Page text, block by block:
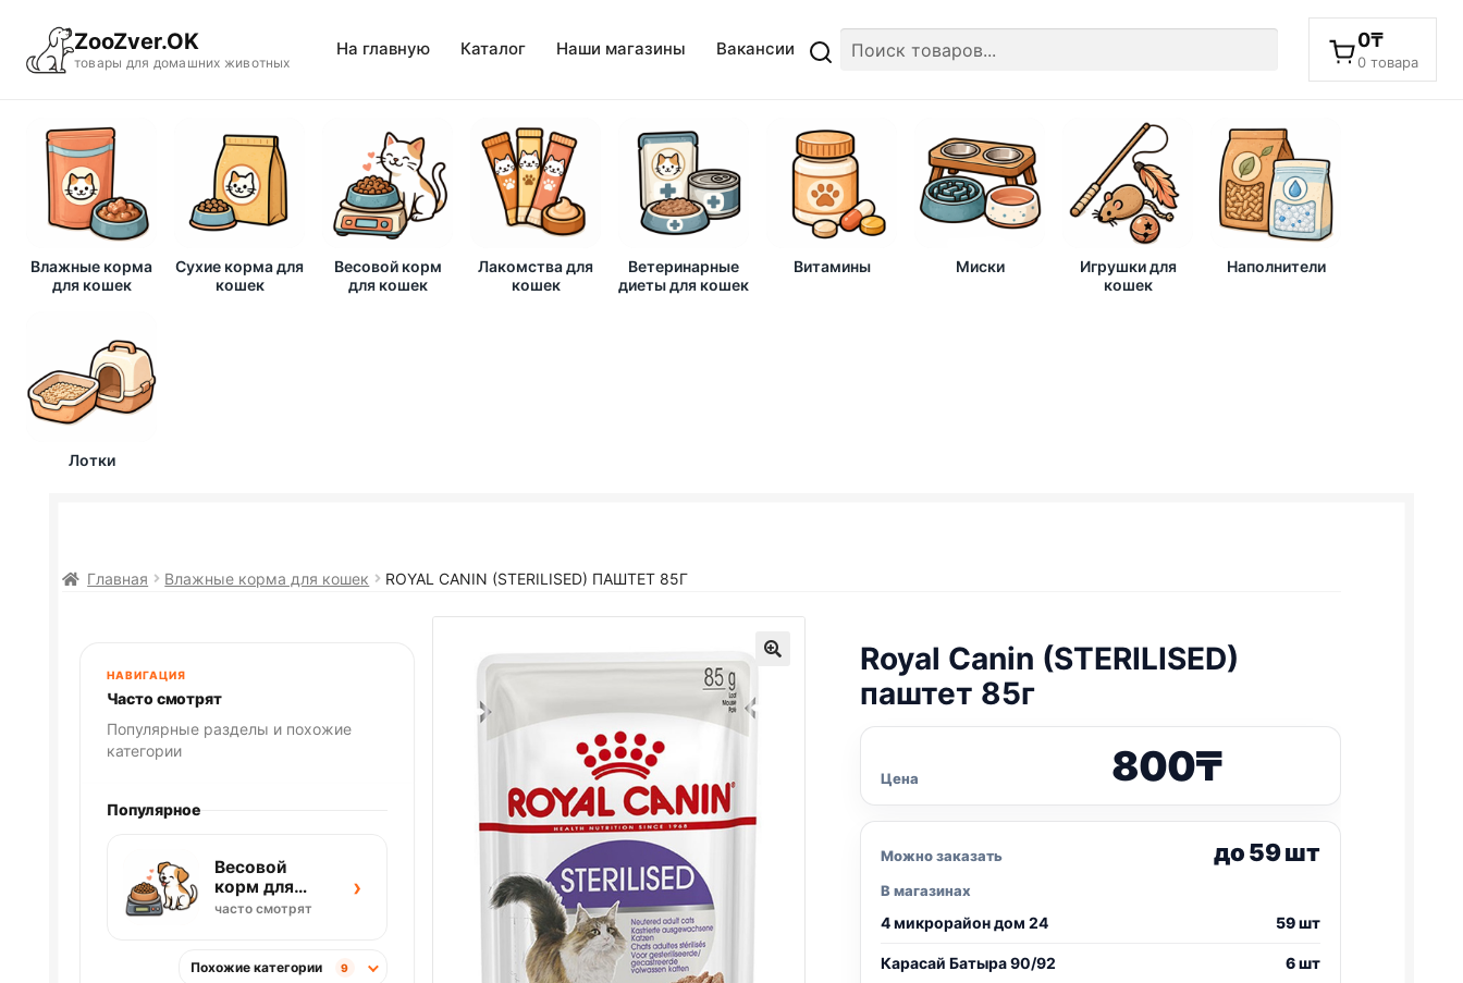
ZooZver.OK
товары для домашних животных
На главную Каталог Наши магазины Вакансии 0₸
0 товара
Влажные корма
для кошек
Сухие корма для
кошек
Весовой корм
для кошек
Лакомства для
кошек
Ветеринарные
диеты для кошек
Витамины Миски
Игрушки для
кошек
Наполнители
Лотки
Главная Влажные корма для кошек ROYAL CANIN (STERILISED) ПАШТЕТ 85Г
Royal Canin (STERILISED)
паштет 85г
Цена 800₸
Можно заказать до 59 шт
В магазинах
4 микрорайон дом 24 59 шт
Карасай Батыра 90/92 6 шт
НАВИГАЦИЯ
Часто смотрят
Популярные разделы и похожие
категории
Популярное
Весовой
корм для
собак
часто смотрят
›
Похожие категории 9